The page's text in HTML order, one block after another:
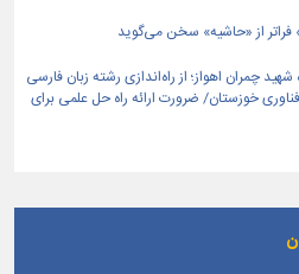
فراتر از «حاشیه» سخن می‌گوید
چمران اهواز؛ از راه‌اندازی رشته زبان فارسی
فناوری خوزستان/ ضرورت ارائه راه حل علمی برای